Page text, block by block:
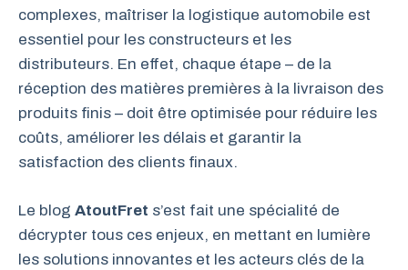
complexes, maîtriser la logistique automobile est
essentiel pour les constructeurs et les
distributeurs. En effet, chaque étape – de la
réception des matières premières à la livraison des
produits finis – doit être optimisée pour réduire les
coûts, améliorer les délais et garantir la
satisfaction des clients finaux.
Le blog AtoutFret s’est fait une spécialité de
décrypter tous ces enjeux, en mettant en lumière
les solutions innovantes et les acteurs clés de la